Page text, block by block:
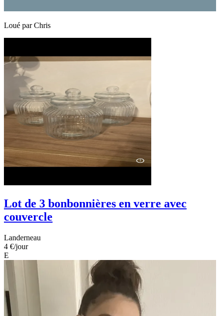
Loué parChris
Lot de 3 bonbonnières en verre avec
couvercle
Landerneau
4 €/jour
E